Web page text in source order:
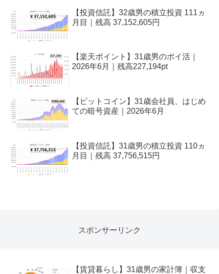
【投資信託】32歳男の積立投資 111ヵ
月目｜残高 37,152,605円
【楽天ポイント】31歳男のポイ活｜
2026年6月｜残高227,194pt
【ビットコイン】31歳会社員、はじめ
ての暗号資産｜2026年6月
【投資信託】31歳男の積立投資 110ヵ
月目｜残高 37,756,515円
スポンサーリンク
【賃貸暮らし】31歳男の家計簿｜収支